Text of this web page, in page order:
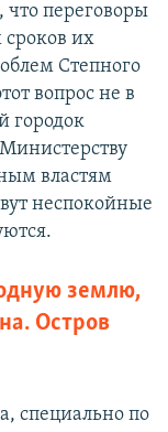
что переговоры
их
Степного
вопрос не в
городок
властям
неспокойные
землю,
Остров
специально по